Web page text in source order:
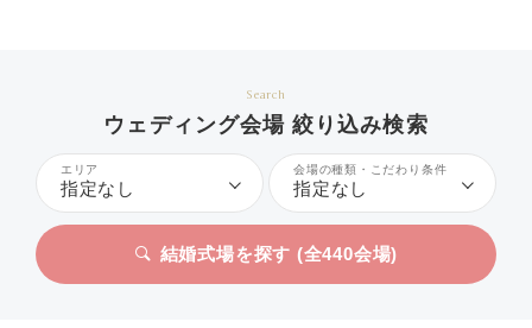
Search
ウェディング会場 絞り込み検索
エリア
指定なし
会場の種類・こだわり条件
指定なし
結婚式場を探す (全440会場)